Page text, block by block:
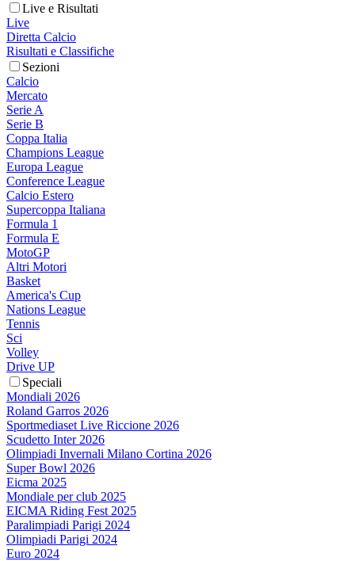
Live e Risultati
Live
Diretta Calcio
Risultati e Classifiche
Sezioni
Calcio
Mercato
Serie A
Serie B
Coppa Italia
Champions League
Europa League
Conference League
Calcio Estero
Supercoppa Italiana
Formula 1
Formula E
MotoGP
Altri Motori
Basket
America's Cup
Nations League
Tennis
Sci
Volley
Drive UP
Speciali
Mondiali 2026
Roland Garros 2026
Sportmediaset Live Riccione 2026
Scudetto Inter 2026
Olimpiadi Invernali Milano Cortina 2026
Super Bowl 2026
Eicma 2025
Mondiale per club 2025
EICMA Riding Fest 2025
Paralimpiadi Parigi 2024
Olimpiadi Parigi 2024
Euro 2024